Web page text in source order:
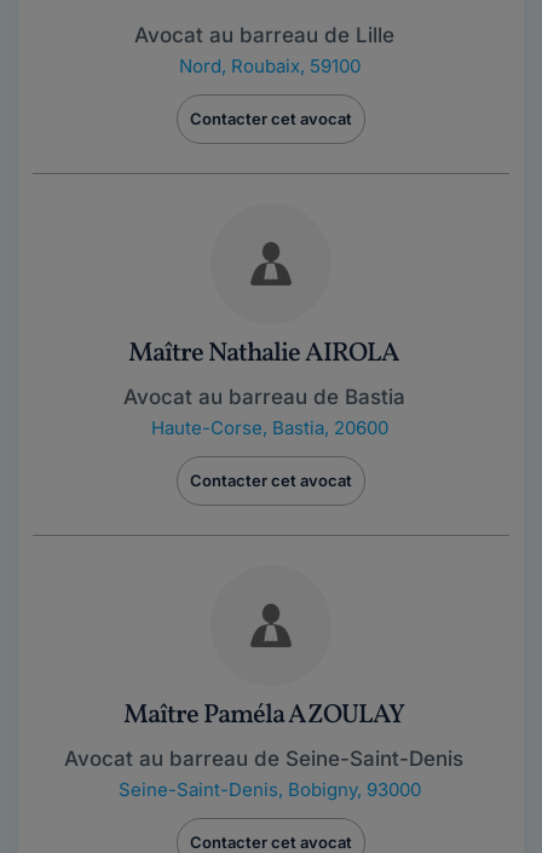
Avocat au barreau de Lille
Nord, Roubaix, 59100
Contacter cet avocat
Maître Nathalie AIROLA
Avocat au barreau de Bastia
Haute-Corse, Bastia, 20600
Contacter cet avocat
Maître Paméla AZOULAY
Avocat au barreau de Seine-Saint-Denis
Seine-Saint-Denis, Bobigny, 93000
Contacter cet avocat